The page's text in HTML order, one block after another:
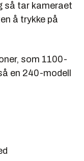
så tar kameraet
å trykke på
som 1100-
en 240-modell